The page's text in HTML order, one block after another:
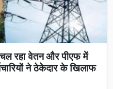
रहा वेतन और पीएफ में
ने ठेकेदार के खिलाफ